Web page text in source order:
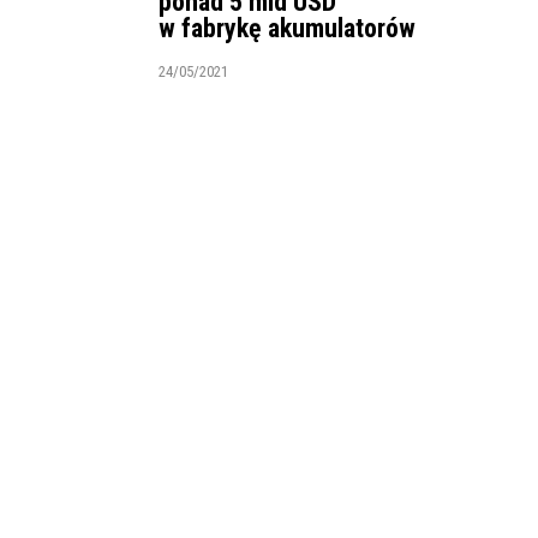
w fabrykę akumulatorów
24/05/2021